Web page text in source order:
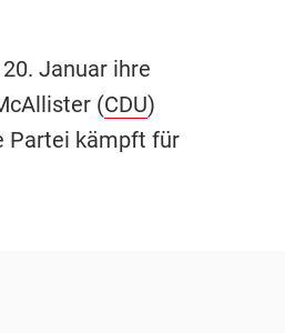
Januar ihre
(CDU)
Partei kämpft für